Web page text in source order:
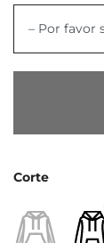
– Por favor
Corte